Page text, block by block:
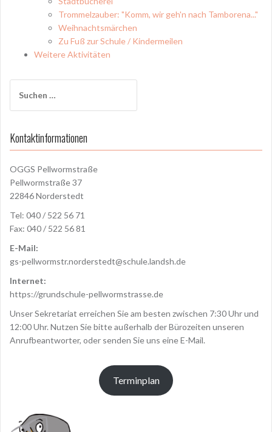
Trommelzauber: "Komm, wir geh'n nach Tamborena..."
Weihnachtsmärchen
Zu Fuß zur Schule / Kindermeilen
Weitere Aktivitäten
nach:
Kontaktinformationen
OGGS Pellwormstraße
Pellwormstraße 37
22846 Norderstedt
Tel: 040 / 522 56 71
Fax: 040 / 522 56 81
E-Mail:
gs-pellwormstr.norderstedt@schule.landsh.de
Internet:
https://grundschule-pellwormstrasse.de
Unser Sekretariat erreichen Sie am besten zwischen 7:30 Uhr und
12:00 Uhr. Nutzen Sie bitte außerhalb der Bürozeiten unseren
Anrufbeantworter, oder senden Sie uns eine E-Mail.
Terminplan